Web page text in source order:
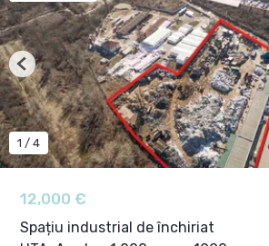
12,000 €
Spațiu industrial de închiriat
1 / 4
Previous